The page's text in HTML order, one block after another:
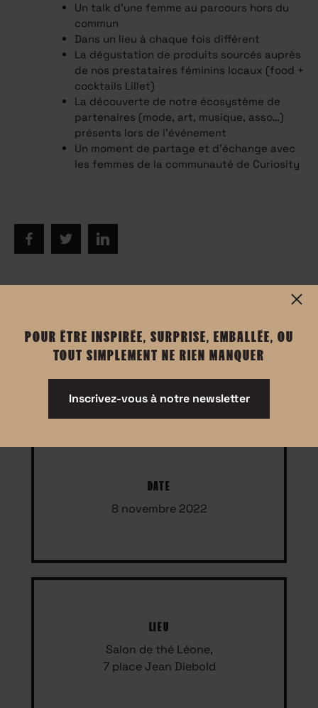
Un talk d’une femme au parcours hors du
commun
Dans un lieu à chaque fois différent
La dégustation de produits sourcés auprès
de nos prestataires féminins locaux (food +
cocktails Lillet)
La découverte de notre écosystème de
partenaires (mode, art, musique, asso…)
présents lors de l'événement
Un moment de partage et d’échange avec
les femmes de la communauté de Curiosity
Informations
prise de parole en français
DATE
8 novembre 2022
LIEU
Salon de thé Léone,
7 place Jean Diebold
POUR ÊTRE INSPIRÉE, SURPRISE, EMBALLÉE, OU
TOUT SIMPLEMENT NE RIEN MANQUER
Inscrivez-vous à notre newsletter